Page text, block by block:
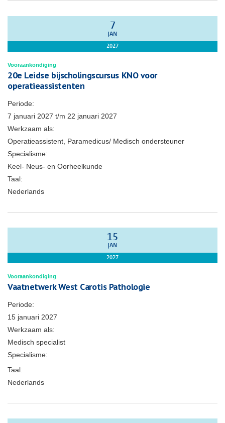
7
JAN
2027
Vooraankondiging
20e Leidse bijscholingscursus KNO voor
operatieassistenten
Periode:
7 januari 2027 t/m 22 januari 2027
Werkzaam als:
Operatieassistent, Paramedicus/ Medisch ondersteuner
Specialisme:
Keel- Neus- en Oorheelkunde
Taal:
Nederlands
15
JAN
2027
Vooraankondiging
Vaatnetwerk West Carotis Pathologie
Periode:
15 januari 2027
Werkzaam als:
Medisch specialist
Specialisme:
Taal:
Nederlands